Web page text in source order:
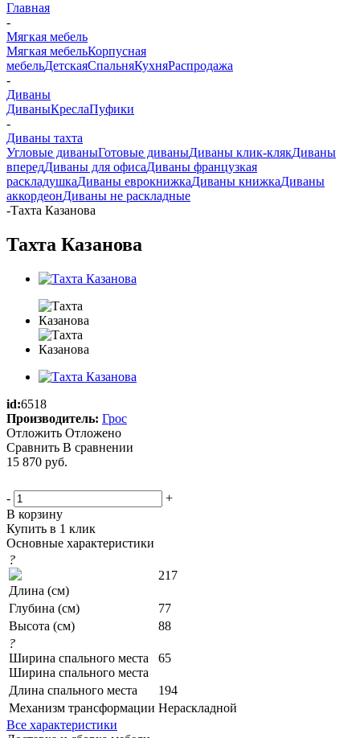
Главная
-
Мягкая мебель
Мягкая мебельКорпусная
мебельДетскаяСпальняКухняРаспродажа
-
Диваны
ДиваныКреслаПуфики
-
Диваны тахта
Угловые диваныГотовые диваныДиваны клик-клякДиваны
впередДиваны для офисаДиваны французкая
раскладушкаДиваны еврокнижкаДиваны книжкаДиваны
аккордеонДиваны не раскладные
-Тахта Казанова
Тахта Казанова
id:6518
Производитель: Грос
Отложить Отложено
Сравнить В сравнении
15 870 руб.
-
+
В корзину
Купить в 1 клик
Основные характеристики
?
Длина (см)
217
Глубина (см)
77
Высота (см)
88
?
Ширина спального места
Ширина спального места
65
Длина спального места
194
Механизм трансформации Нераскладной
Все характеристики